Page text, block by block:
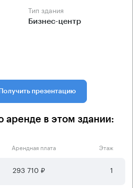
Тип здания
Бизнес-центр
Получить презентацию
аренде в этом здании:
Арендная плата Этаж
293 710 ₽ 1